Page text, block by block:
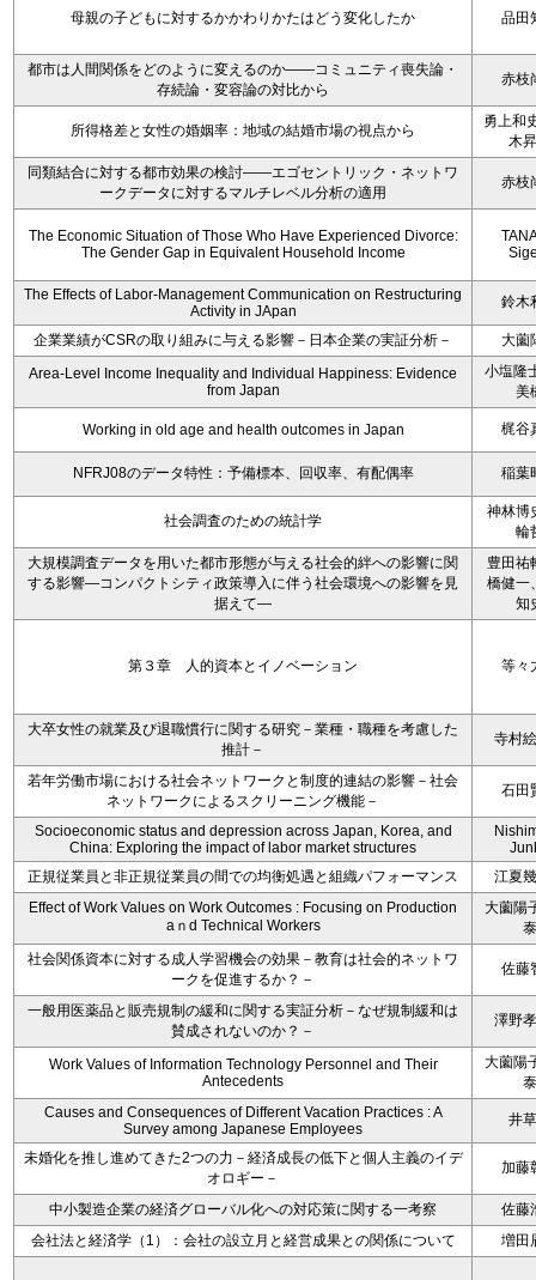
母親の子どもに対するかかわりかたはどう変化したか 品田
都市は人間関係をどのように変えるのか――コミュニティ喪失論・
存続論・変容論の対比から
赤枝
所得格差と女性の婚姻率：地域の結婚市場の視点から
勇上和
木
同類結合に対する都市効果の検討――エゴセントリック・ネットワ
ークデータに対するマルチレベル分析の適用
赤枝
The Economic Situation of Those Who Have Experienced Divorce:
The Gender Gap in Equivalent Household Income
The Effects of Labor-Management Communication on Restructuring
Activity in JApan
鈴木
企業業績がCSRの取り組みに与える影響－日本企業の実証分析－
大薗
Area-Level Income Inequality and Individual Happiness: Evidence
from Japan
小塩隆
美
Working in old age and health outcomes in Japan 梶谷
NFRJ08のデータ特性：予備標本、回収率、有配偶率 稲葉
社会調査のための統計学
神林博
輪
大規模調査データを用いた都市形態が与える社会的絆への影響に関
する影響―コンパクトシティ政策導入に伴う社会環境への影響を見
据えて―
豊田祐
橋健一
知
第３章 人的資本とイノベーション 等々
大卒女性の就業及び退職慣行に関する研究－業種・職種を考慮した
推計－
寺村
若年労働市場における社会ネットワークと制度的連結の影響－社会
ネットワークによるスクリーニング機能－
石田
Socioeconomic status and depression across Japan, Korea, and
China: Exploring the impact of labor market structures
正規従業員と非正規従業員の間での均衡処遇と組織パフォーマンス
江夏
Effect of Work Values on Work Outcomes : Focusing on Production
aｎd Technical Workers
大薗陽
泰
社会関係資本に対する成人学習機会の効果－教育は社会的ネットワ
ークを促進するか？－
佐藤
一般用医薬品と販売規制の緩和に関する実証分析－なぜ規制緩和は
賛成されないのか？－
澤野
Work Values of Information Technology Personnel and Their
Antecedents
大薗陽
泰
Causes and Consequences of Different Vacation Practices : A
Survey among Japanese Employees
井
未婚化を推し進めてきた2つの力－経済成長の低下と個人主義のイデ
オロギー－
加藤
中小製造企業の経済グローバル化への対応策に関する一考察
佐藤
会社法と経済学（1）：会社の設立月と経営成果との関係について
増田